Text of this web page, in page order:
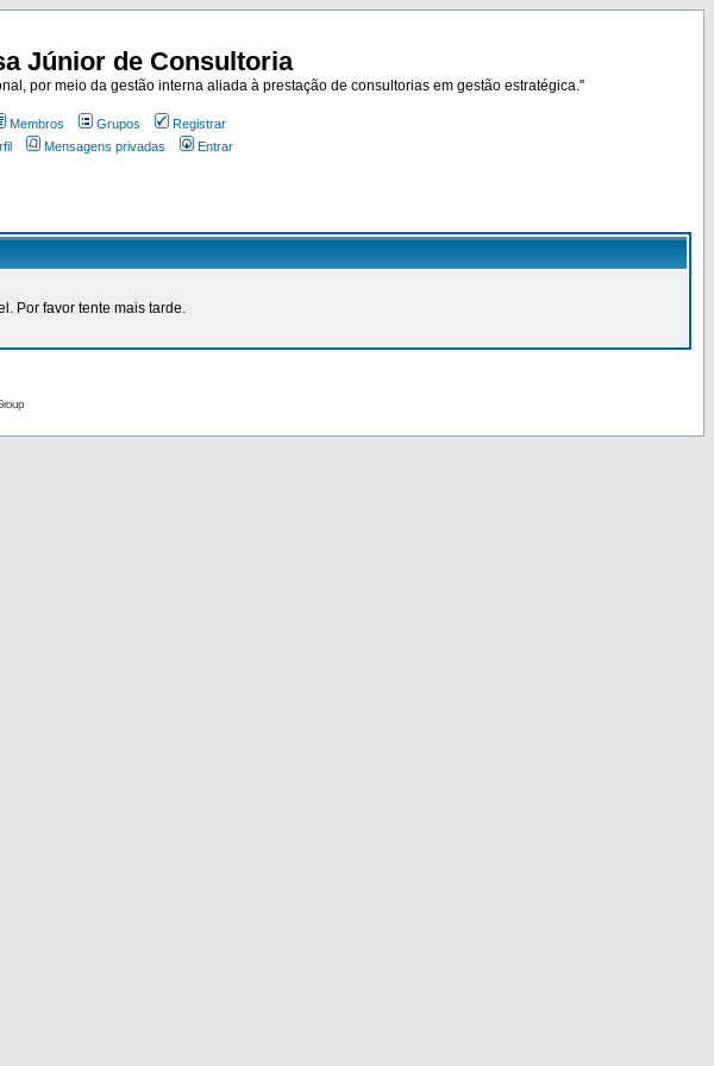
Júnior de Consultoria
por meio da gestão interna aliada à prestação de consultorias em gestão estratégica."
Membros Grupos
Registrar
Mensagens privadas Entrar
Por favor tente mais tarde.